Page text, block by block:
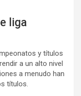
liga
y títulos
a un alto nivel
a menudo han
títulos.